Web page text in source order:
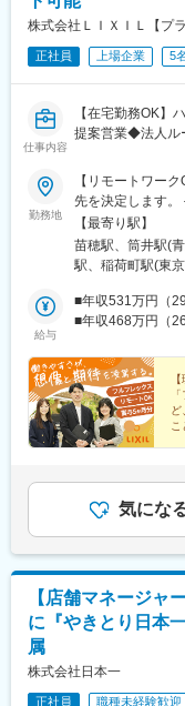
株式会社ＬＩＸＩＬ【プ
正社員 上場企業 5
仕事内容
【在宅勤務OK】
提案営業◆法人
勤務地
【リモートワー
先を決定します
（青森市）・山
市）・東京（世
大阪（大阪市淀川
（札幌市）・埼玉
ご応募エリアでの
【最寄り駅】
苗穂駅、筒井駅(
駅、稲荷町駅(東
県)、東区役所前
園駅、新御徒町駅
給与
■年収531万円（
■年収468万円（
ど
気にな
【店舗マネージャ
に『やきとり日本
属
株式会社日本一
正社員 職種未経験歓迎